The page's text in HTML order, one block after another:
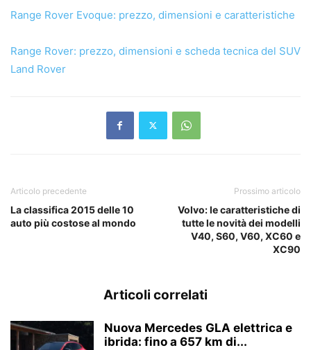
Range Rover Evoque: prezzo, dimensioni e caratteristiche
Range Rover: prezzo, dimensioni e scheda tecnica del SUV
Land Rover
Articolo precedente
La classifica 2015 delle 10
auto più costose al mondo
Prossimo articolo
Volvo: le caratteristiche di
tutte le novità dei modelli
V40, S60, V60, XC60 e
XC90
Articoli correlati
Nuova Mercedes GLA elettrica e
ibrida: fino a 657 km di...